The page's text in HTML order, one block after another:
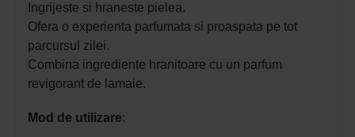
Ingrijeste si hraneste pielea.
Ofera o experienta parfumata si proaspata pe tot
parcursul zilei.
Combina ingrediente hranitoare cu un parfum
revigorant de lamaie.
Mod de utilizare: